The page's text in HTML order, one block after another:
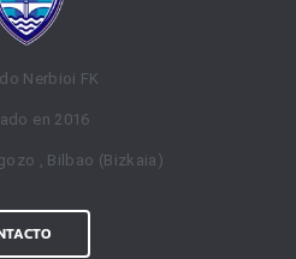
Nerbioi FK
en 2016
, Bilbao (Bizkaia)